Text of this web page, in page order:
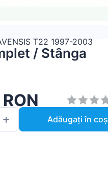
T22 1997-2003
/ Stânga
Adăugați în coș